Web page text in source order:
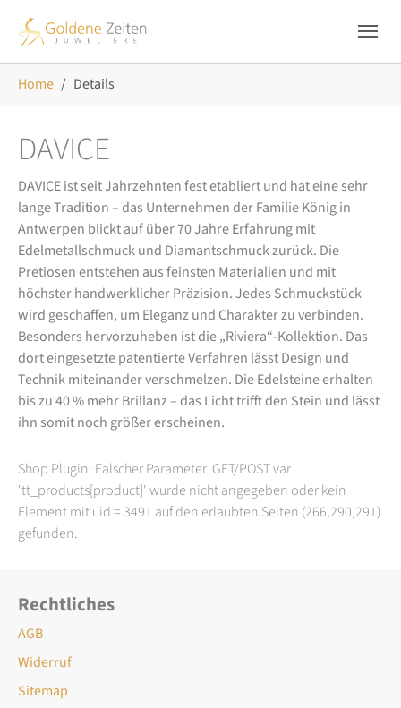
Home Details
DAVICE
DAVICE ist seit Jahrzehnten fest etabliert und hat eine sehr
lange Tradition – das Unternehmen der Familie König in
Antwerpen blickt auf über 70 Jahre Erfahrung mit
Edelmetallschmuck und Diamantschmuck zurück. Die
Pretiosen entstehen aus feinsten Materialien und mit
höchster handwerklicher Präzision. Jedes Schmuckstück
wird geschaffen, um Eleganz und Charakter zu verbinden.
Besonders hervorzuheben ist die „Riviera“-Kollektion. Das
dort eingesetzte patentierte Verfahren lässt Design und
Technik miteinander verschmelzen. Die Edelsteine erhalten
bis zu 40 % mehr Brillanz – das Licht trifft den Stein und lässt
ihn somit noch größer erscheinen.
Shop Plugin: Falscher Parameter. GET/POST var
'tt_products[product]' wurde nicht angegeben oder kein
Element mit uid = 3491 auf den erlaubten Seiten (266,290,291)
gefunden.
Rechtliches
AGB
Widerruf
Sitemap